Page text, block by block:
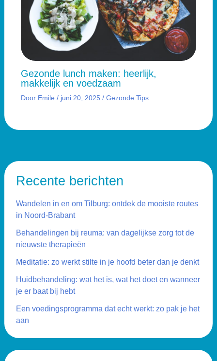
Gezonde lunch maken: heerlijk,
makkelijk en voedzaam
Door Emile / juni 20, 2025 / Gezonde Tips
Recente berichten
Wandelen in en om Tilburg: ontdek de mooiste routes
in Noord-Brabant
Behandelingen bij reuma: van dagelijkse zorg tot de
nieuwste therapieën
Meditatie: zo werkt stilte in je hoofd beter dan je denkt
Huidbehandeling: wat het is, wat het doet en wanneer
je er baat bij hebt
Een voedingsprogramma dat echt werkt: zo pak je het
aan